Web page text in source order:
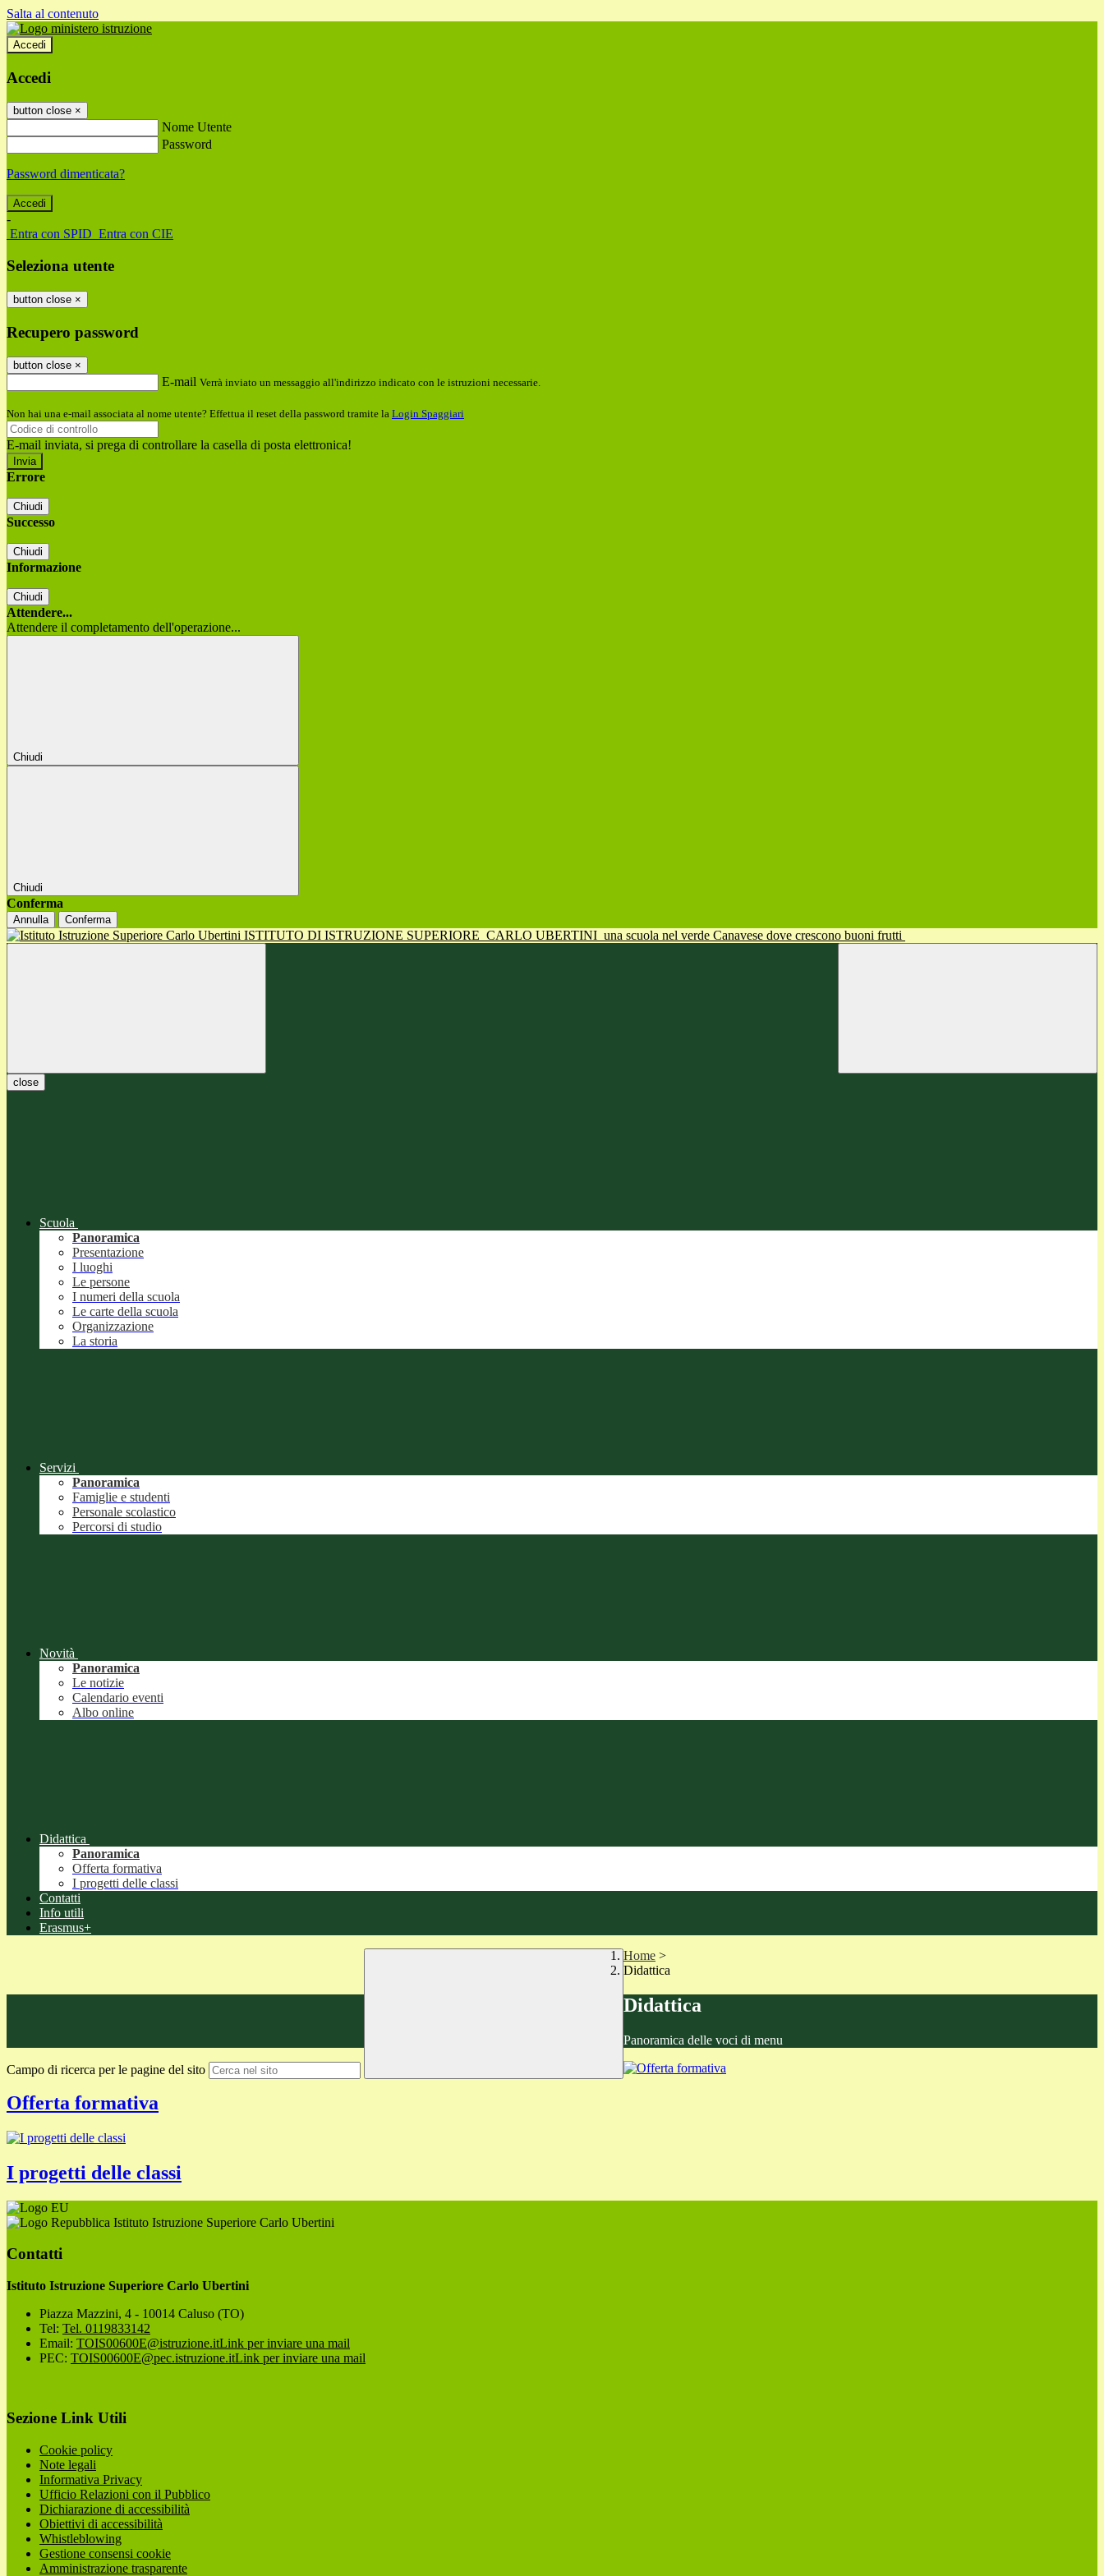
Salta al contenuto
Accedi
Accedi
button close ×
Nome Utente
Password
Password dimenticata?
-
Entra con SPID Entra con CIE
Seleziona utente
button close ×
Recupero password
button close ×
E-mail Verrà inviato un messaggio all'indirizzo indicato con le istruzioni necessarie.
Non hai una e-mail associata al nome utente? Effettua il reset della password tramite la Login Spaggiari
E-mail inviata, si prega di controllare la casella di posta elettronica!
Errore
Chiudi
Successo
Chiudi
Informazione
Chiudi
Attendere...
Attendere il completamento dell'operazione...
Chiudi
Chiudi
Conferma
Annulla Conferma
ISTITUTO DI ISTRUZIONE SUPERIORE CARLO UBERTINI una scuola nel verde Canavese dove crescono buoni frutti
close
Scuola
Panoramica
Presentazione
I luoghi
Le persone
I numeri della scuola
Le carte della scuola
Organizzazione
La storia
Servizi
Panoramica
Famiglie e studenti
Personale scolastico
Percorsi di studio
Novità
Panoramica
Le notizie
Calendario eventi
Albo online
Didattica
Panoramica
Offerta formativa
I progetti delle classi
Contatti
Info utili
Erasmus+
Campo di ricerca per le pagine del sito
Home >
Didattica
Didattica
Panoramica delle voci di menu
Offerta formativa
I progetti delle classi
Istituto Istruzione Superiore Carlo Ubertini
Contatti
Istituto Istruzione Superiore Carlo Ubertini
Piazza Mazzini, 4 - 10014 Caluso (TO)
Tel: Tel. 0119833142
Email: TOIS00600E@istruzione.itLink per inviare una mail
PEC: TOIS00600E@pec.istruzione.itLink per inviare una mail
Sezione Link Utili
Cookie policy
Note legali
Informativa Privacy
Ufficio Relazioni con il Pubblico
Dichiarazione di accessibilità
Obiettivi di accessibilità
Whistleblowing
Gestione consensi cookie
Amministrazione trasparente